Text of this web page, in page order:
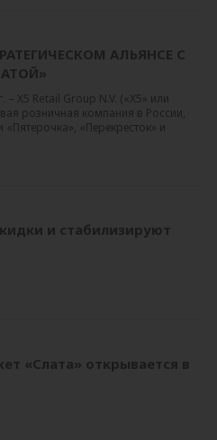
АЛЬЯНСЕ С
– X5 Retail Group N.V. («X5» или
розничная компания в России,
«Перекресток» и
и стабилизируют
«Слата» открывается в